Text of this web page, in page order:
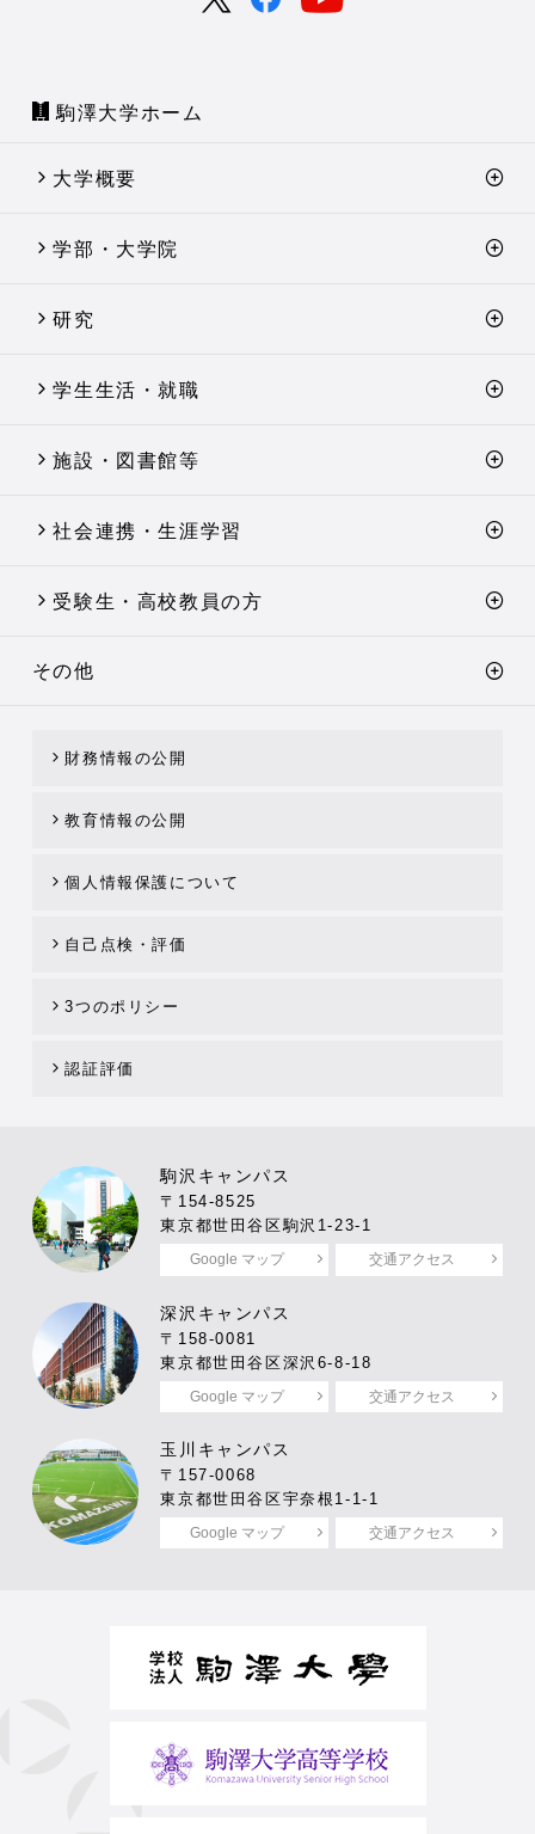
駒澤大学ホーム
大学概要
学部・大学院
研究
学生生活・就職
施設・図書館等
社会連携・生涯学習
受験生・高校教員の方
その他
財務情報の公開
教育情報の公開
個人情報保護について
自己点検・評価
3つのポリシー
認証評価
駒沢キャンパス
〒154-8525
東京都世田谷区駒沢1-23-1
Google マップ 交通アクセス
深沢キャンパス
〒158-0081
東京都世田谷区深沢6-8-18
Google マップ 交通アクセス
玉川キャンパス
〒157-0068
東京都世田谷区宇奈根1-1-1
Google マップ 交通アクセス